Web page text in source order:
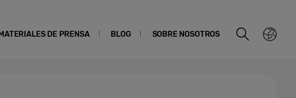
DE PRENSA BLOG SOBRE NOSOTROS